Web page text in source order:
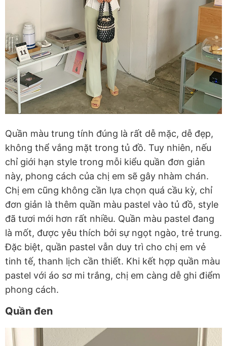
Quần màu trung tính đúng là rất dễ mặc, dễ đẹp,
không thể vắng mặt trong tủ đồ. Tuy nhiên, nếu
chỉ giới hạn style trong mỗi kiểu quần đơn giản
này, phong cách của chị em sẽ gây nhàm chán.
Chị em cũng không cần lựa chọn quá cầu kỳ, chỉ
đơn giản là thêm quần màu pastel vào tủ đồ, style
đã tươi mới hơn rất nhiều. Quần màu pastel đang
là mốt, được yêu thích bởi sự ngọt ngào, trẻ trung.
Đặc biệt, quần pastel vẫn duy trì cho chị em vẻ
tinh tế, thanh lịch cần thiết. Khi kết hợp quần màu
pastel với áo sơ mi trắng, chị em càng dễ ghi điểm
phong cách.
Quần đen